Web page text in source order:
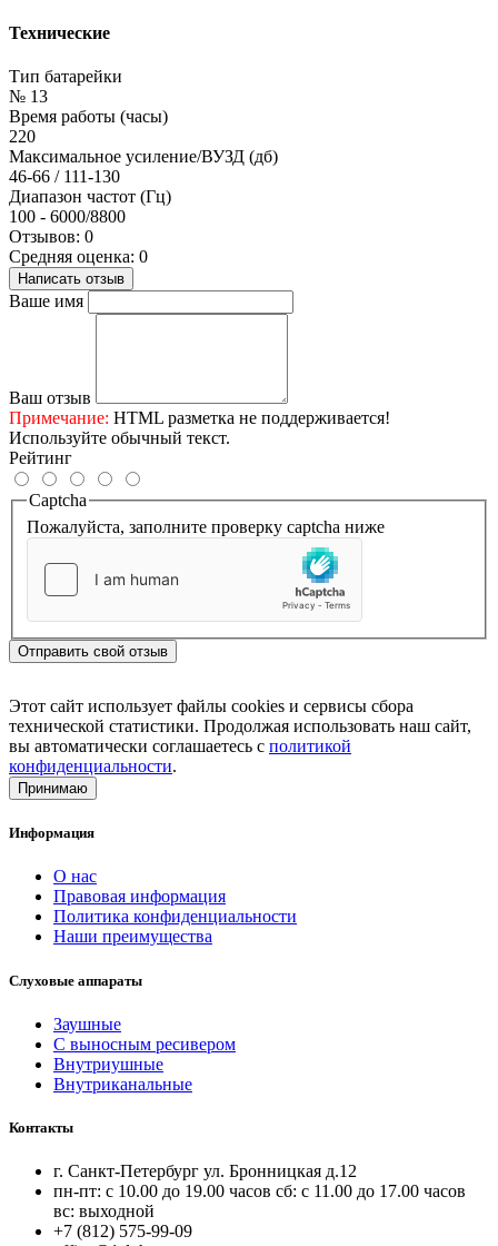
Технические
Тип батарейки
№ 13
Время работы (часы)
220
Максимальное усиление/ВУЗД (дб)
46-66 / 111-130
Диапазон частот (Гц)
100 - 6000/8800
Отзывов: 0
Средняя оценка: 0
Написать отзыв
Ваше имя
Ваш отзыв
Примечание: HTML разметка не поддерживается!
Используйте обычный текст.
Рейтинг
Captcha
Пожалуйста, заполните проверку captcha ниже
Отправить свой отзыв
Этот сайт использует файлы cookies и сервисы сбора
технической статистики. Продолжая использовать наш сайт,
вы автоматически соглашаетесь с политикой
конфиденциальности.
Принимаю
Информация
О нас
Правовая информация
Политика конфиденциальности
Наши преимущества
Слуховые аппараты
Заушные
С выносным ресивером
Внутриушные
Внутриканальные
Контакты
г. Санкт-Петербург ул. Бронницкая д.12
пн-пт: с 10.00 до 19.00 часов сб: с 11.00 до 17.00 часов
вс: выходной
+7 (812) 575-99-09